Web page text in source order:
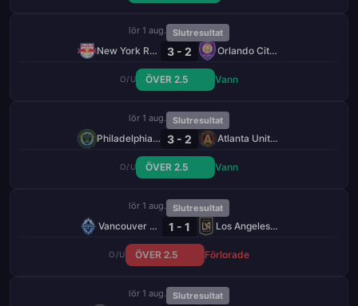
lör 1 aug. Slutresultat
New York Red Bulls 3 - 2 Orlando City SC
O/U ÖVER 2.5 Vann
lör 1 aug. Slutresultat
Philadelphia Union 3 - 2 Atlanta United FC
O/U ÖVER 2.5 Vann
lör 1 aug. Slutresultat
Vancouver Whitecaps 1 - 1 Los Angeles FC
O/U ÖVER 2.5 Förlorade
lör 1 aug. Slutresultat